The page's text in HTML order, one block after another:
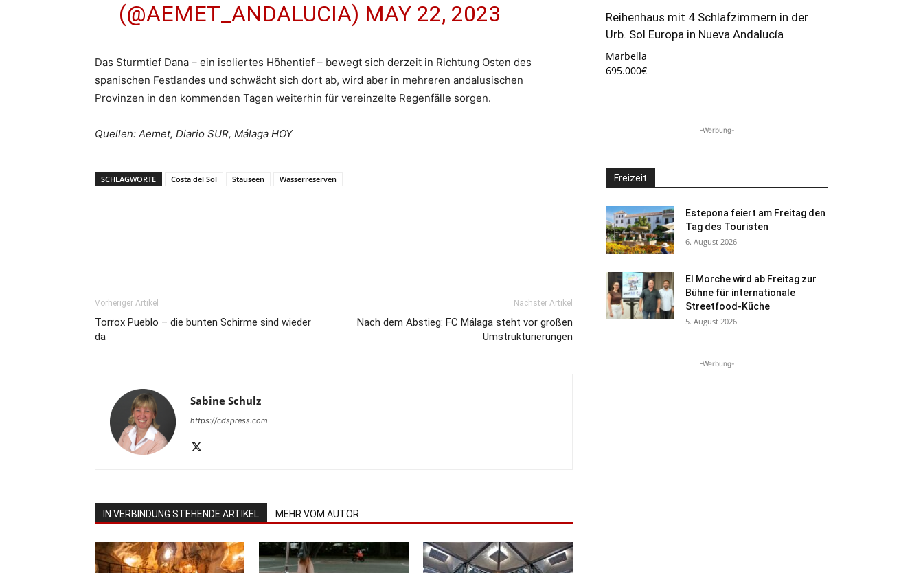
(@AEMET_ANDALUCIA) MAY 22, 2023
Das Sturmtief Dana – ein isoliertes Höhentief – bewegt sich derzeit in Richtung Osten des
spanischen Festlandes und schwächt sich dort ab, wird aber in mehreren andalusischen
Provinzen in den kommenden Tagen weiterhin für vereinzelte Regenfälle sorgen.
Quellen: Aemet, Diario SUR, Málaga HOY
SCHLAGWORTE Costa del Sol Stauseen Wasserreserven
Vorheriger Artikel
Torrox Pueblo – die bunten Schirme sind wieder
da
Nächster Artikel
Nach dem Abstieg: FC Málaga steht vor großen
Umstrukturierungen
Sabine Schulz
https://cdspress.com
IN VERBINDUNG STEHENDE ARTIKEL MEHR VOM AUTOR
Reihenhaus mit 4 Schlafzimmern in der
Urb. Sol Europa in Nueva Andalucía
Marbella
695.000€
-Werbung-
Freizeit
Estepona feiert am Freitag den
Tag des Touristen
6. August 2026
El Morche wird ab Freitag zur
Bühne für internationale
Streetfood-Küche
5. August 2026
-Werbung-